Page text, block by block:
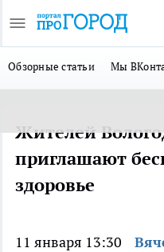
Обзорные статьи Мы
Жителей
приглашают
здоровье
11 января 13:30